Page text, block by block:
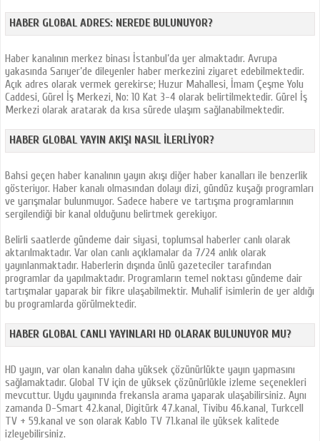
HABER GLOBAL ADRES: NEREDE BULUNUYOR?
Haber kanalının merkez binası İstanbul’da yer almaktadır. Avrupa
yakasında Sarıyer’de dileyenler haber merkezini ziyaret edebilmektedir.
Açık adres olarak vermek gerekirse; Huzur Mahallesi, İmam Çeşme Yolu
Caddesi, Gürel İş Merkezi, No: 10 Kat 3-4 olarak belirtilmektedir. Gürel İş
Merkezi olarak aratarak da kısa sürede ulaşım sağlanabilmektedir.
HABER GLOBAL YAYIN AKIŞI NASIL İLERLIYOR?
Bahsi geçen haber kanalının yayın akışı diğer haber kanalları ile benzerlik
gösteriyor. Haber kanalı olmasından dolayı dizi, gündüz kuşağı programları
ve yarışmalar bulunmuyor. Sadece habere ve tartışma programlarının
sergilendiği bir kanal olduğunu belirtmek gerekiyor.
Belirli saatlerde gündeme dair siyasi, toplumsal haberler canlı olarak
aktarılmaktadır. Var olan canlı açıklamalar da 7/24 anlık olarak
yayınlanmaktadır. Haberlerin dışında ünlü gazeteciler tarafından
programlar da yapılmaktadır. Programların temel noktası gündeme dair
tartışmalar yaparak bir fikre ulaşabilmektir. Muhalif isimlerin de yer aldığı
bu programlarda görülmektedir.
HABER GLOBAL CANLI YAYINLARI HD OLARAK BULUNUYOR MU?
HD yayın, var olan kanalın daha yüksek çözünürlükte yayın yapmasını
sağlamaktadır. Global TV için de yüksek çözünürlükle izleme seçenekleri
mevcuttur. Uydu yayınında frekansla arama yaparak ulaşabilirsiniz. Aynı
zamanda D-Smart 42.kanal, Digitürk 47.kanal, Tivibu 46.kanal, Turkcell
TV + 59.kanal ve son olarak Kablo TV 71.kanal ile yüksek kalitede
izleyebilirsiniz.